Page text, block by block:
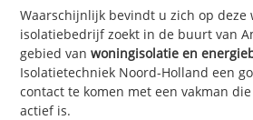
Waarschijnlijk bevindt u zich op deze
isolatiebedrijf zoekt in de buurt van
gebied vanwoningisolatie en
Isolatietechniek Noord-Holland een
contact te komen met een vakman
actief is.